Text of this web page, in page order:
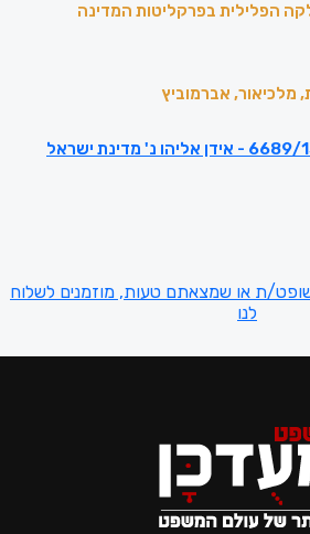
הפלילית בפרקליטות המדינה
מלכיאור, אברמוביץ
ת או שמצאתם טעות, מוזמנים לשלוח
לנו